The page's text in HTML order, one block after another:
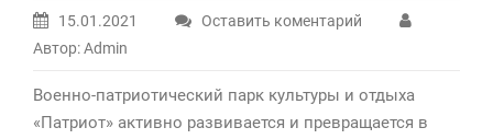
15.01.2021
Оставить коментарий
Автор: Admin
Военно-патриотический парк культуры и отдыха
«Патриот» активно развивается и превращается в